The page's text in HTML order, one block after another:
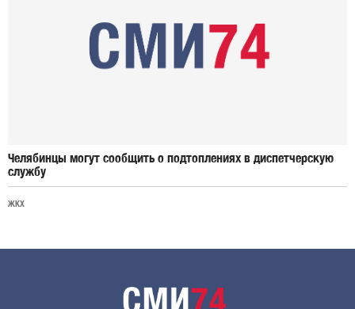
Челябинцы могут сообщить о подтоплениях в диспетчерскую
службу
ЖКХ